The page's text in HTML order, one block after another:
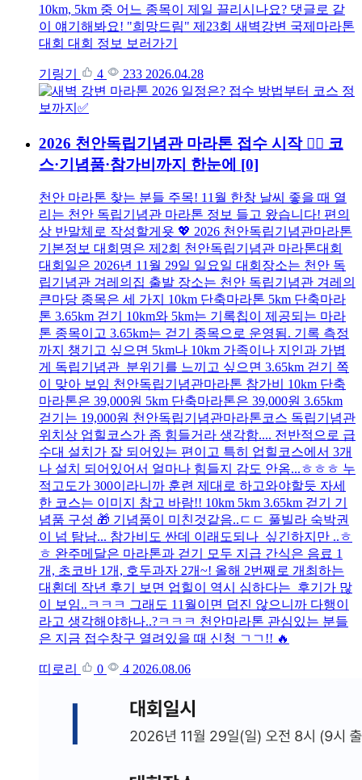
10km, 5km 중 어느 종목이 제일 끌리시나요? 댓글로 같
이 얘기해봐요! "희망드림" 제23회 새벽강변 국제마라톤
대회 대회 정보 보러가기
기링기 4 233 2026.04.28
2026 천안독립기념관 마라톤 접수 시작 🏃‍♂️ 코
스·기념품·참가비까지 한눈에 [0]
천안 마라톤 찾는 분들 주목! 11월 한창 날씨 좋을 때 열
리는 천안 독립기념관 마라톤 정보 들고 왔습니다! 편의
상 반말체로 작성할게욧 💖 2026 천안독립기념관마라톤
기본정보 대회명은 제2회 천안독립기념관 마라톤대회
대회일은 2026년 11월 29일 일요일 대회장소는 천안 독
립기념관 겨레의집 출발 장소는 천안 독립기념관 겨레의
큰마당 종목은 세 가지 10km 단축마라톤 5km 단축마라
톤 3.65km 걷기 10km와 5km는 기록칩이 제공되는 마라
톤 종목이고 3.65km는 걷기 종목으로 운영됨. 기록 측정
까지 챙기고 싶으면 5km나 10km 가족이나 지인과 가볍
게 독립기념관 분위기를 느끼고 싶으면 3.65km 걷기 쪽
이 맞아 보임 천안독립기념관마라톤 참가비 10km 단축
마라톤은 39,000원 5km 단축마라톤은 39,000원 3.65km
걷기는 19,000원 천안독립기념관마라톤코스 독립기념관
위치상 업힐코스가 좀 힘들거라 생각함.... 전반적으로 급
수대 설치가 잘 되어있는 편이고 특히 업힐코스에서 3개
나 설치 되어있어서 얼마나 힘들지 감도 안옴...ㅎㅎㅎ 누
적고도가 300이라니까 훈련 제대로 하고와야할듯 자세
한 코스는 이미지 참고 바람!! 10km 5km 3.65km 걷기 기
념품 구성 🎁 기념품이 미친것같음..ㄷㄷ 풀빌라 숙박권
이 넘 탐남... 참가비도 싼데 이래도되나 싶긴하지만 ..ㅎ
ㅎ 완주메달은 마라톤과 걷기 모두 지급 간식은 음료 1
개, 초코바 1개, 호두과자 2개~! 올해 2번째로 개최하는
대횐데 작년 후기 보면 업힐이 역시 심하다는 후기가 많
이 보임..ㅋㅋㅋ 그래도 11월이면 덥진 않으니까 다행이
라고 생각해야하나..?ㅋㅋㅋ 천안마라톤 관심있는 분들
은 지금 접수창구 열려있을 때 신청 ㄱㄱ!! 🔥
띠로리 0 4 2026.08.06